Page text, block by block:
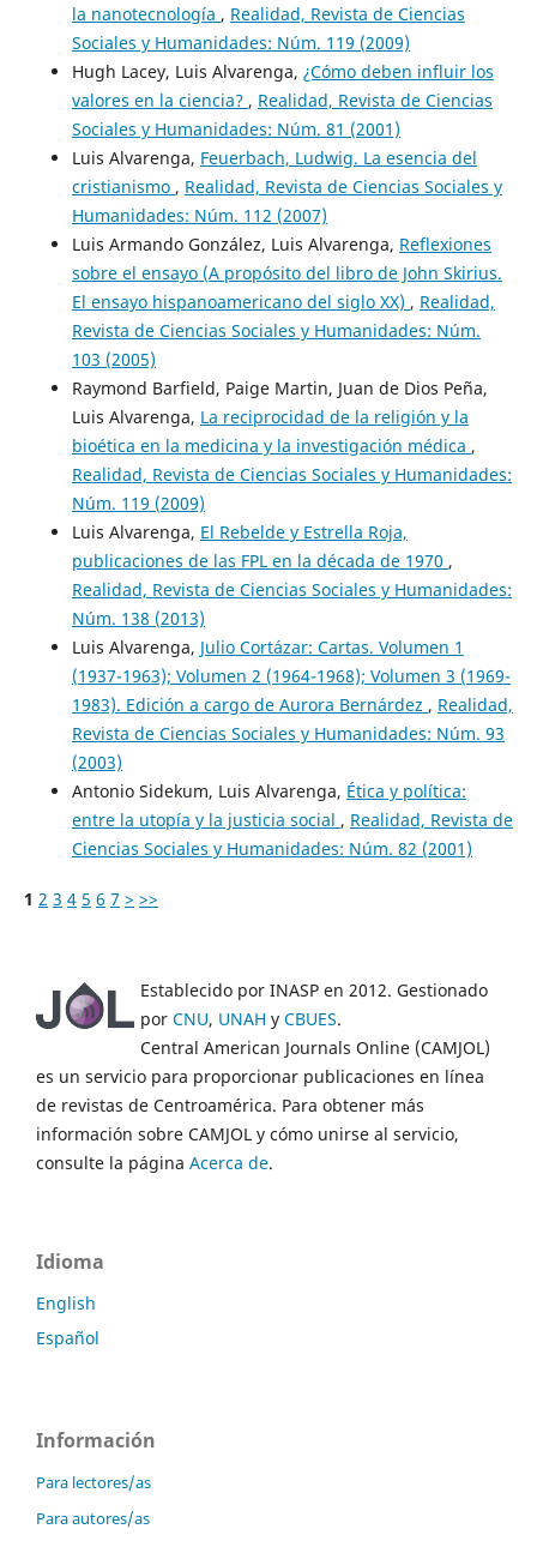
la nanotecnología , Realidad, Revista de Ciencias
Sociales y Humanidades: Núm. 119 (2009)
Hugh Lacey, Luis Alvarenga, ¿Cómo deben influir los
valores en la ciencia? , Realidad, Revista de Ciencias
Sociales y Humanidades: Núm. 81 (2001)
Luis Alvarenga, Feuerbach, Ludwig. La esencia del
cristianismo , Realidad, Revista de Ciencias Sociales y
Humanidades: Núm. 112 (2007)
Luis Armando González, Luis Alvarenga, Reflexiones
sobre el ensayo (A propósito del libro de John Skirius.
El ensayo hispanoamericano del siglo XX) , Realidad,
Revista de Ciencias Sociales y Humanidades: Núm.
103 (2005)
Raymond Barfield, Paige Martin, Juan de Dios Peña,
Luis Alvarenga, La reciprocidad de la religión y la
bioética en la medicina y la investigación médica ,
Realidad, Revista de Ciencias Sociales y Humanidades:
Núm. 119 (2009)
Luis Alvarenga, El Rebelde y Estrella Roja,
publicaciones de las FPL en la década de 1970 ,
Realidad, Revista de Ciencias Sociales y Humanidades:
Núm. 138 (2013)
Luis Alvarenga, Julio Cortázar: Cartas. Volumen 1
(1937-1963); Volumen 2 (1964-1968); Volumen 3 (1969-
1983). Edición a cargo de Aurora Bernárdez , Realidad,
Revista de Ciencias Sociales y Humanidades: Núm. 93
(2003)
Antonio Sidekum, Luis Alvarenga, Ética y política:
entre la utopía y la justicia social , Realidad, Revista de
Ciencias Sociales y Humanidades: Núm. 82 (2001)
1 2 3 4 5 6 7 > >>
Establecido por INASP en 2012. Gestionado
por CNU, UNAH y CBUES.
Central American Journals Online (CAMJOL)
es un servicio para proporcionar publicaciones en línea
de revistas de Centroamérica. Para obtener más
información sobre CAMJOL y cómo unirse al servicio,
consulte la página Acerca de.
Idioma
English
Español
Información
Para lectores/as
Para autores/as